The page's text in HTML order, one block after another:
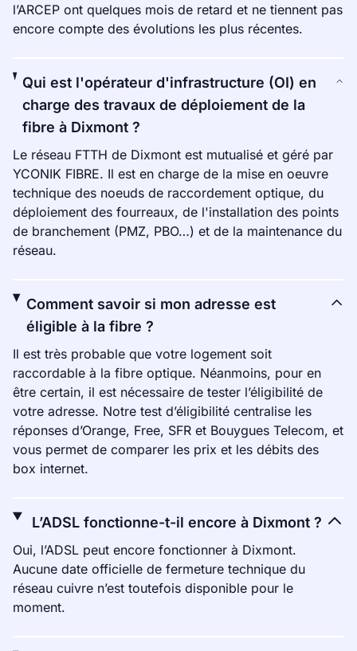
l’ARCEP ont quelques mois de retard et ne tiennent pas
encore compte des évolutions les plus récentes.
Qui est l'opérateur d'infrastructure (OI) en
charge des travaux de déploiement de la
fibre à Dixmont ?
Le réseau FTTH de Dixmont est mutualisé et géré par
YCONIK FIBRE. Il est en charge de la mise en oeuvre
technique des noeuds de raccordement optique, du
déploiement des fourreaux, de l'installation des points
de branchement (PMZ, PBO…) et de la maintenance du
réseau.
Comment savoir si mon adresse est
éligible à la fibre ?
Il est très probable que votre logement soit
raccordable à la fibre optique. Néanmoins, pour en
être certain, il est nécessaire de tester l’éligibilité de
votre adresse. Notre test d’éligibilité centralise les
réponses d’Orange, Free, SFR et Bouygues Telecom, et
vous permet de comparer les prix et les débits des
box internet.
L’ADSL fonctionne-t-il encore à Dixmont ?
Oui, l’ADSL peut encore fonctionner à Dixmont.
Aucune date officielle de fermeture technique du
réseau cuivre n’est toutefois disponible pour le
moment.